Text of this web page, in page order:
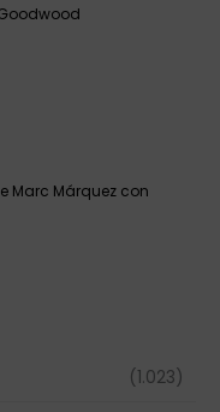
Marc Márquez con
(1.023)